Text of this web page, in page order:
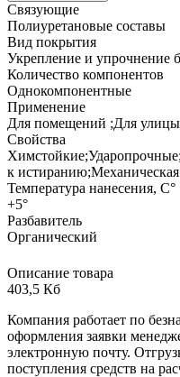
Связующие
Полиуретановые составы
Вид покрытия
Укрепление и упрочнение
Количество компонентов
Однокомпонентные
Применение
Для помещений ;Для
Свойства
к
Температура нанесения, С°
+5°
Разбавитель
Органический
Описание товара
403,5 Кб
Компания работает по
оформления заявки
электронную почту.
поступления средств на